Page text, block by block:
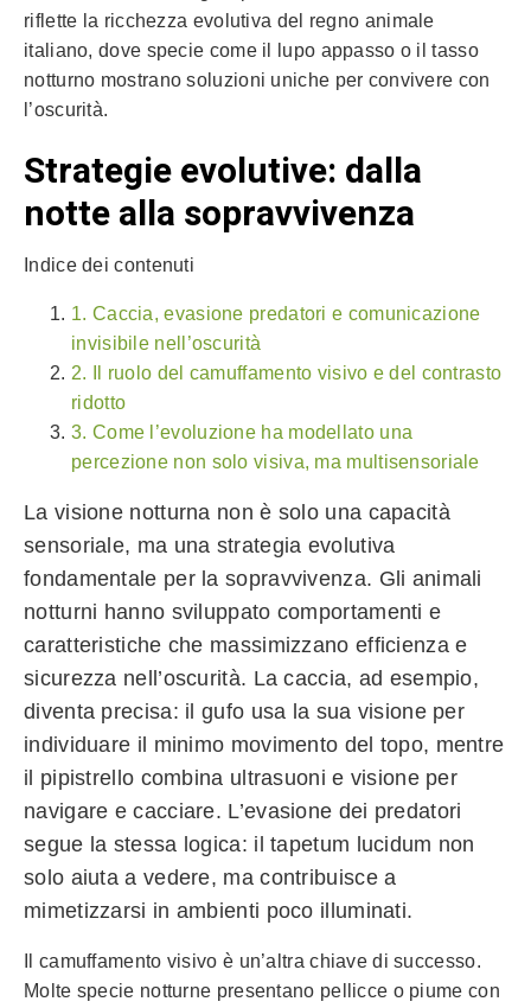
riflette la ricchezza evolutiva del regno animale
italiano, dove specie come il lupo appasso o il tasso
notturno mostrano soluzioni uniche per convivere con
l’oscurità.
Strategie evolutive: dalla
notte alla sopravvivenza
Indice dei contenuti
1. Caccia, evasione predatori e comunicazione
invisibile nell’oscurità
2. Il ruolo del camuffamento visivo e del contrasto
ridotto
3. Come l’evoluzione ha modellato una
percezione non solo visiva, ma multisensoriale
La visione notturna non è solo una capacità
sensoriale, ma una strategia evolutiva
fondamentale per la sopravvivenza. Gli animali
notturni hanno sviluppato comportamenti e
caratteristiche che massimizzano efficienza e
sicurezza nell’oscurità. La caccia, ad esempio,
diventa precisa: il gufo usa la sua visione per
individuare il minimo movimento del topo, mentre
il pipistrello combina ultrasuoni e visione per
navigare e cacciare. L’evasione dei predatori
segue la stessa logica: il tapetum lucidum non
solo aiuta a vedere, ma contribuisce a
mimetizzarsi in ambienti poco illuminati.
Il camuffamento visivo è un’altra chiave di successo.
Molte specie notturne presentano pellicce o piume con